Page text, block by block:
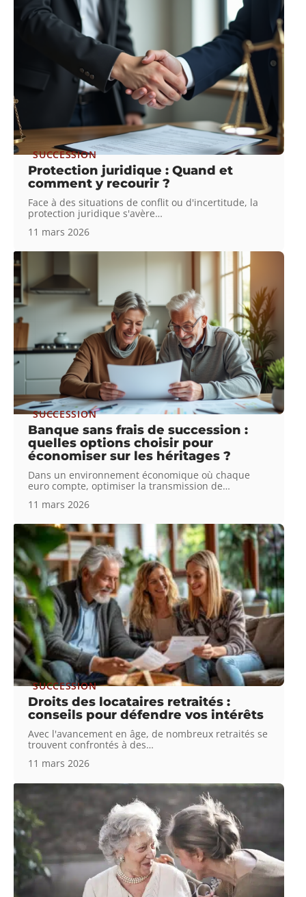
SUCCESSION
Protection juridique : Quand et
comment y recourir ?
Face à des situations de conflit ou d'incertitude, la
protection juridique s'avère…
11 mars 2026
SUCCESSION
Banque sans frais de succession :
quelles options choisir pour
économiser sur les héritages ?
Dans un environnement économique où chaque
euro compte, optimiser la transmission de…
11 mars 2026
SUCCESSION
Droits des locataires retraités :
conseils pour défendre vos intérêts
Avec l'avancement en âge, de nombreux retraités se
trouvent confrontés à des…
11 mars 2026